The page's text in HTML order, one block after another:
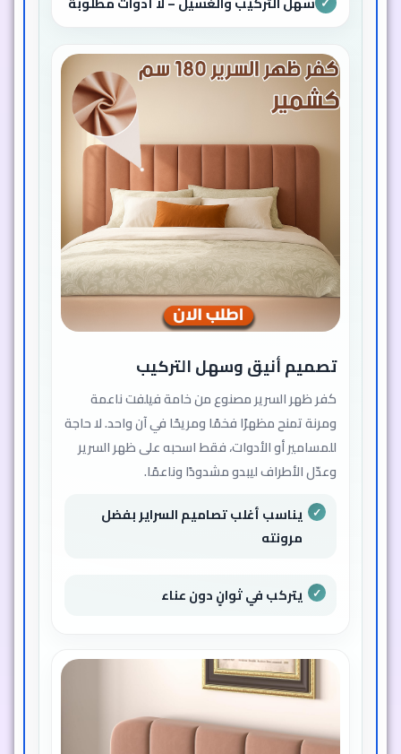
تصميم أنيق وسهل التركيب
كفر ظهر السرير مصنوع من خامة فيلفت ناعمة
ومرنة تمنح مظهرًا فخمًا ومريحًا في آن واحد. لا حاجة
للمسامير أو الأدوات، فقط اسحبه على ظهر السرير
وعدّل الأطراف ليبدو مشدودًا وناعمًا.
يناسب أغلب تصاميم السراير بفضل
مرونته
يتركب في ثوانٍ دون عناء